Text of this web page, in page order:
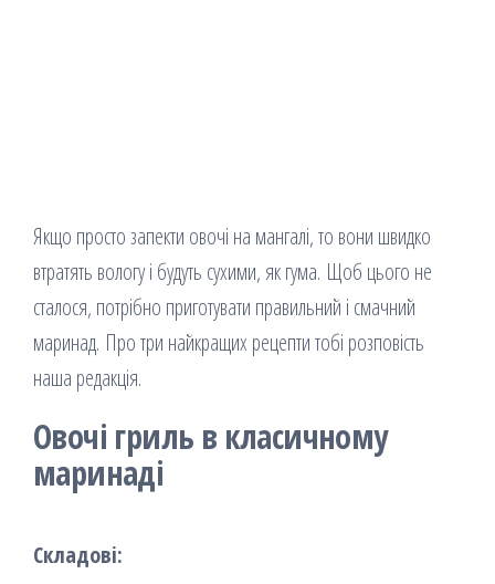
Якщо просто запекти овочі на мангалі, то вони швидко
втратять вологу і будуть сухими, як гума. Щоб цього не
сталося, потрібно приготувати правильний і смачний
маринад. Про три найкращих рецепти тобі розповість
наша редакція.
Овочі гриль в класичному
маринаді
Складові: